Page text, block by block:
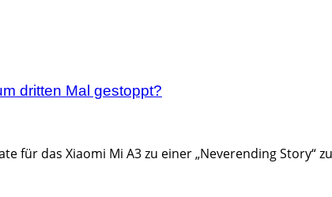
dritten Mal gestoppt?
für das Xiaomi Mi A3 zu einer „Neverending Story“